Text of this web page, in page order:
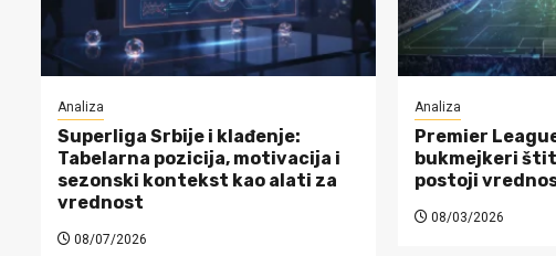
Analiza
Superliga Srbije i klađenje:
Tabelarna pozicija, motivacija i
sezonski kontekst kao alati za
vrednost
08/07/2026
Analiza
Premier
bukmejkeri
postoji
08/03/2026